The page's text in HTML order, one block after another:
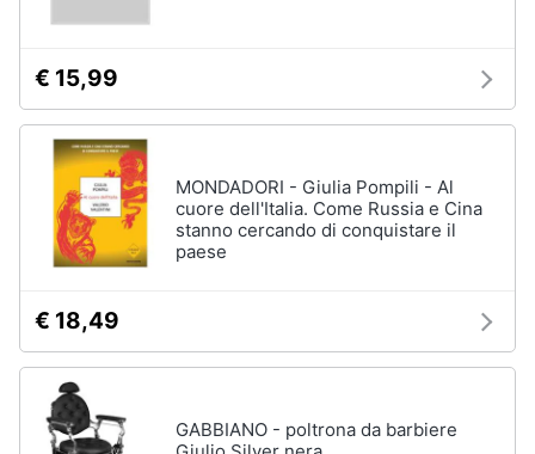
€ 15,99
MONDADORI - Giulia Pompili - Al
cuore dell'Italia. Come Russia e Cina
stanno cercando di conquistare il
paese
€ 18,49
GABBIANO - poltrona da barbiere